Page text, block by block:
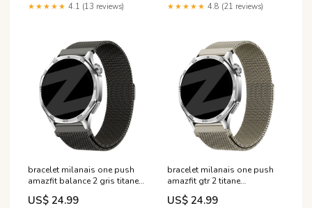
★★★★★ 4.1 (13 reviews) ★★★★★ 4.8 (21 reviews)
bracelet milanais one push
amazfit balance 2 gris titane
variant_6826331GS-170-YHI
US$ 24.99
bracelet milanais one push
amazfit gtr 2 titane
Variant:22mm
US$ 24.99